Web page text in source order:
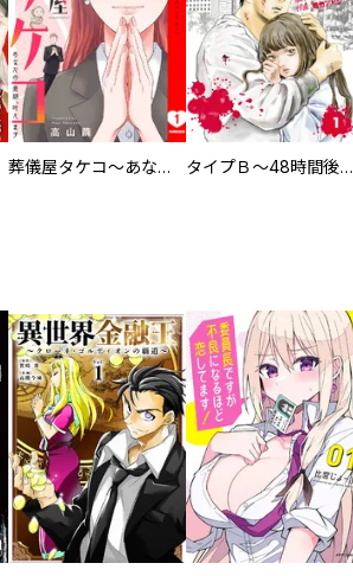
葬儀屋タケコ～あなたの最期、叶えます【電子単行本版】 タイプＢ～48時間後、致死率100％～【単話】